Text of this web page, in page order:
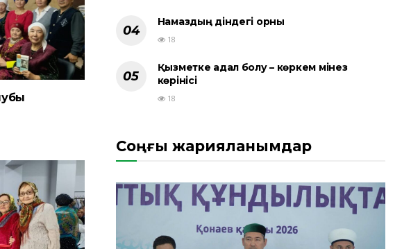
Намаздың діндегі орны
18
Қызметке адал болу – көркем мінез
көрінісі
18
Соңғы жарияланымдар